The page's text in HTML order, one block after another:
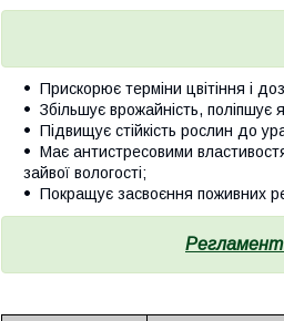
Прискорює терміни цвітіння і
Збільшує врожайність, поліпшує
Підвищує стійкість рослин до
Має антистресовими
зайвої вологості;
Покращує засвоєння поживних
Регламент